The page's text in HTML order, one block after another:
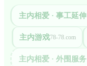
主内相爱 · 事工延伸
主内游戏78-78.com
主内相爱 · 外围服务